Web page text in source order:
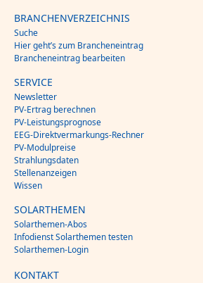
BRANCHENVERZEICHNIS
Suche
Hier geht’s zum Brancheneintrag
Brancheneintrag bearbeiten
SERVICE
Newsletter
PV-Ertrag berechnen
PV-Leistungsprognose
EEG-Direktvermarkungs-Rechner
PV-Modulpreise
Strahlungsdaten
Stellenanzeigen
Wissen
SOLARTHEMEN
Solarthemen-Abos
Infodienst Solarthemen testen
Solarthemen-Login
KONTAKT